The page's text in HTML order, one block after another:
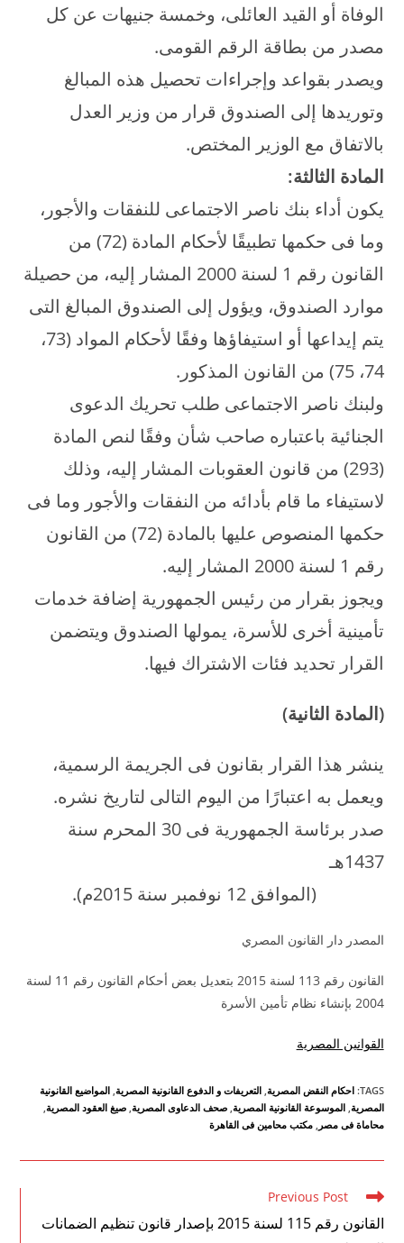
الوفاة أو القيد العائلى، وخمسة جنيهات عن كل
مصدر من بطاقة الرقم القومى.
ويصدر بقواعد وإجراءات تحصيل هذه المبالغ
وتوريدها إلى الصندوق قرار من وزير العدل
بالاتفاق مع الوزير المختص.
المادة الثالثة:
يكون أداء بنك ناصر الاجتماعى للنفقات والأجور،
وما فى حكمها تطبيقًا لأحكام المادة (72) من
القانون رقم 1 لسنة 2000 المشار إليه، من حصيلة
موارد الصندوق، ويؤول إلى الصندوق المبالغ التى
يتم إيداعها أو استيفاؤها وفقًا لأحكام المواد (73،
74، 75) من القانون المذكور.
ولبنك ناصر الاجتماعى طلب تحريك الدعوى
الجنائية باعتباره صاحب شأن وفقًا لنص المادة
(293) من قانون العقوبات المشار إليه، وذلك
لاستيفاء ما قام بأدائه من النفقات والأجور وما فى
حكمها المنصوص عليها بالمادة (72) من القانون
رقم 1 لسنة 2000 المشار إليه.
ويجوز بقرار من رئيس الجمهورية إضافة خدمات
تأمينية أخرى للأسرة، يمولها الصندوق ويتضمن
القرار تحديد فئات الاشتراك فيها.
(المادة الثانية)
ينشر هذا القرار بقانون فى الجريمة الرسمية،
ويعمل به اعتبارًا من اليوم التالى لتاريخ نشره.
صدر برئاسة الجمهورية فى 30 المحرم سنة
1437هـ
(الموافق 12 نوفمبر سنة 2015م).
المصدر دار القانون المصري
القانون رقم 113 لسنة 2015 بتعديل بعض أحكام القانون رقم 11 لسنة
2004 بإنشاء نظام تأمين الأسرة
القوانين المصرية
TAGS
:احكام النقض المصرية, التعريفات و الدفوع القانونية المصرية, المواضيع القانونية
المصرية, الموسوعة القانونية المصرية, صحف الدعاوى المصرية, صيغ العقود المصرية,
محاماة فى مصر , مكتب محامين فى القاهرة
Read
more
articles
Previous Post
القانون رقم 115 لسنة 2015 بإصدار قانون تنظيم الضمانات